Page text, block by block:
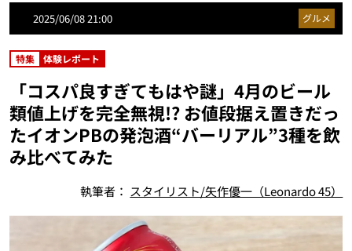
2025/06/08 21:00 グルメ
特集 体験レポート
「コスパ良すぎてもはや謎」4月のビール
類値上げを完全無視!? お値段据え置きだっ
たイオンPBの発泡酒“バーリアル”3種を飲
み比べてみた
執筆者： スタイリスト/矢作優一（Leonardo 45）